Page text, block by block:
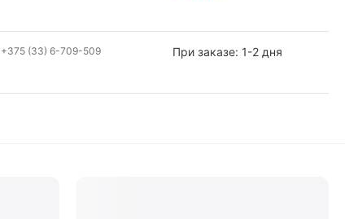
+375 (33) 6-709-509 При заказе: 1-2 дня